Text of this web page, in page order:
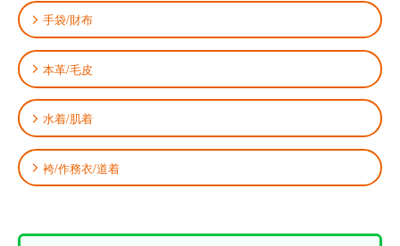
手袋/財布
本革/毛皮
水着/肌着
袴/作務衣/道着